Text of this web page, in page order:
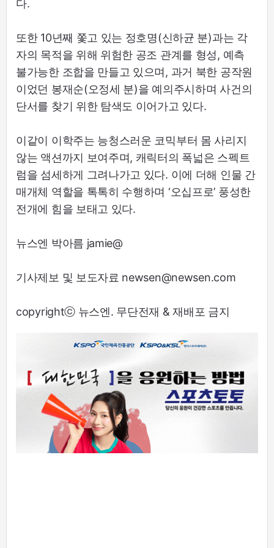
다.
또한 10년째 쫓고 있는 정호명(신하균 분)과는 각
자의 목적을 위해 위험한 공조 관계를 형성, 예측
불가능한 조합을 만들고 있으며, 과거 북한 공작원
이었던 봉재순(오정세 분)을 예의주시하며 사건의
단서를 찾기 위한 탐색도 이어가고 있다.
이같이 이학주는 능청스러운 코믹부터 몸 사리지
않는 액션까지 보여주며, 캐릭터의 폭넓은 스펙트
럼을 섬세하게 그려나가고 있다. 이에 더해 인물 간
매개체 역할을 톡톡히 수행하며 ‘오십프로’ 풍성한
전개에 힘을 보태고 있다.
뉴스엔 박아름 jamie@
기사제보 및 보도자료 newsen@newsen.com
copyrightⓒ 뉴스엔. 무단전재 & 재배포 금지